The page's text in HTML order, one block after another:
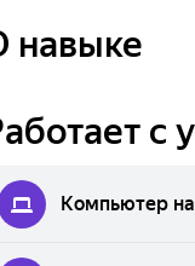
навыке
с
Компьютер